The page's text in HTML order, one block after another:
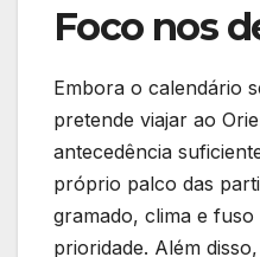
Foco nos
Embora o calendário
pretende viajar ao
antecedência
próprio palco das
gramado, clima e
prioridade. Além